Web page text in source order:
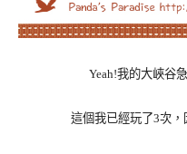
Yeah!我的大峽谷
這個我已經玩了3次，